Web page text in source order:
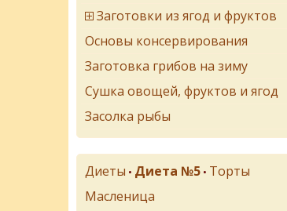
Заготовки из ягод и фруктов
Основы консервирования
Заготовка грибов на зиму
Сушка овощей, фруктов и ягод
Засолка рыбы
Диеты • Диета №5 • Торты
Масленица